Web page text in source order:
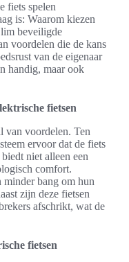
fiets spelen
is: Waarom kiezen
beveiligde
voordelen die de kans
van de eigenaar
handig, maar ook
fietsen
van voordelen. Ten
ervoor dat de fiets
niet alleen een
comfort.
bang om hun
zijn deze fietsen
afschrikt, wat de
fietsen